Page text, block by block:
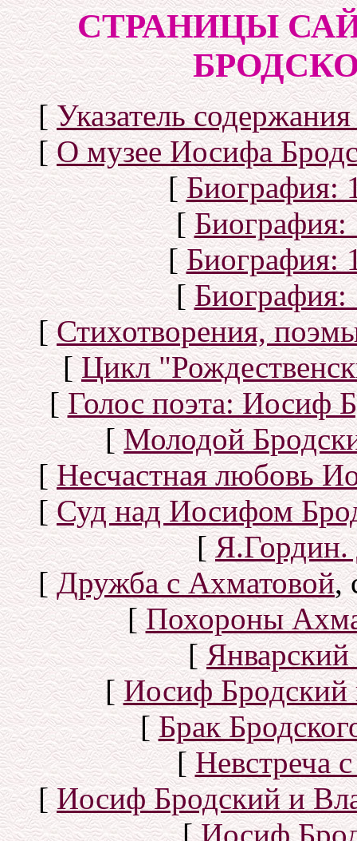
СТРАНИЦЫ
[Указатель
[О музее Иосифа
[Биография:
[Биография:
[Биография:
[Биография:
[Стихотворения,
[Цикл
[Голос поэта: Иосиф
[Молодой
[Несчастная любовь
[Суд над Иосифом
[Я.Гордин.
[Дружба с Ахматовой,
[Похороны
[Январский
[Иосиф Бродский
[Брак
[Невстреча
[Иосиф Бродский и